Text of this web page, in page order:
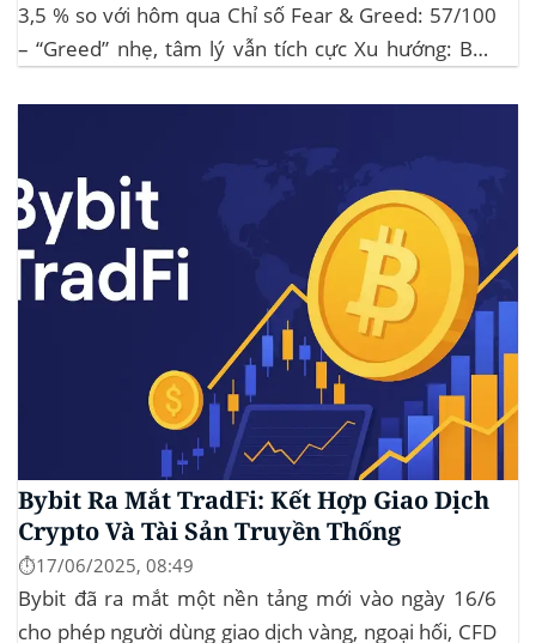
3,5 % so với hôm qua Chỉ số Fear & Greed: 57/100
– “Greed” nhẹ, tâm lý vẫn tích cực Xu hướng: BTC
Bybit Ra Mắt TradFi: Kết Hợp Giao Dịch
Crypto Và Tài Sản Truyền Thống
⏱️17/06/2025, 08:49
Bybit đã ra mắt một nền tảng mới vào ngày 16/6
cho phép người dùng giao dịch vàng, ngoại hối, CFD